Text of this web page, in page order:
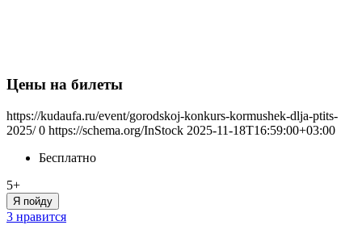
Цены на билеты
https://kudaufa.ru/event/gorodskoj-konkurs-kormushek-dlja-ptits-
2025/ 0 https://schema.org/InStock 2025-11-18T16:59:00+03:00
Бесплатно
5+
Я пойду
3 нравится